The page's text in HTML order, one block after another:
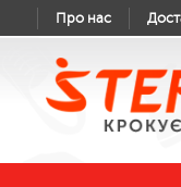
Про нас